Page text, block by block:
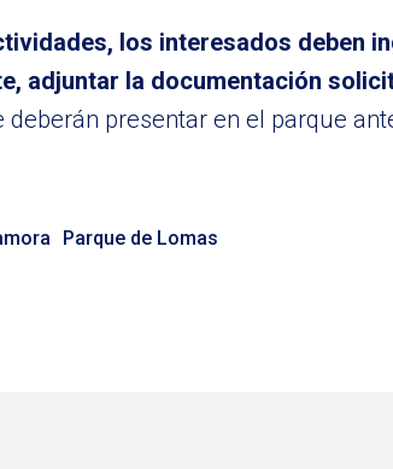
los interesados deben
adjuntar la documentación
presentar en el parque
Parque de Lomas